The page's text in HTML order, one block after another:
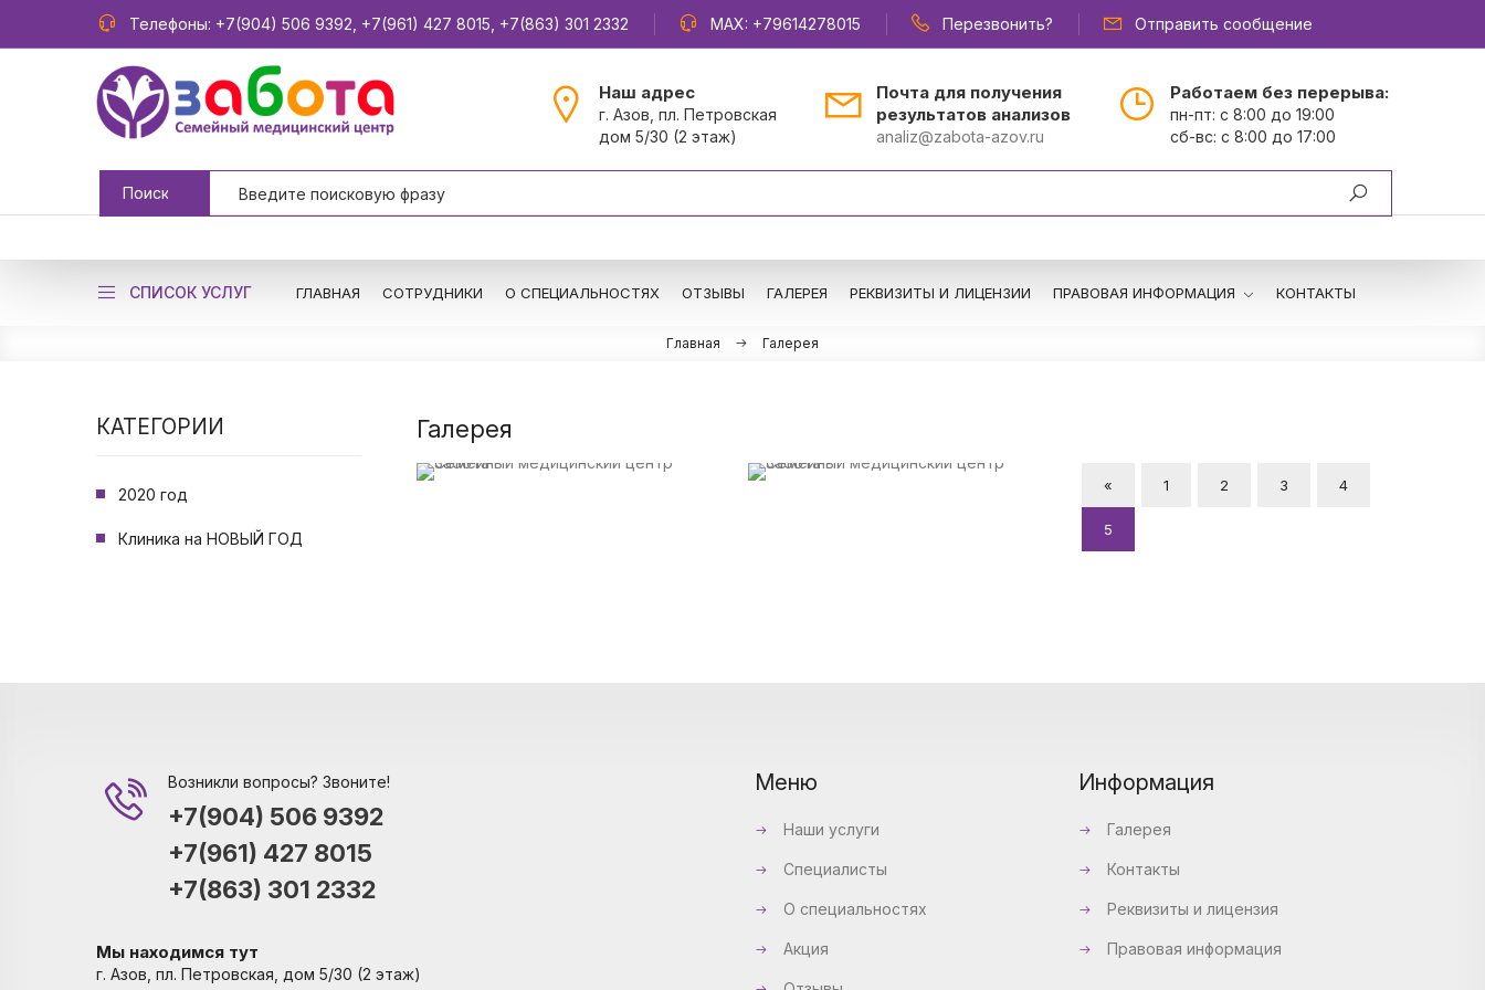
Телефоны: +7(904) 506 9392 +7(961) 427 8015 +7(863) 301 2332 MAX: +79614278015 Перезвонить? Отправить сообщение
Наш адрес
г. Азов, пл. Петровская
дом 5/30 (2 этаж)
Почта для получения
результатов анализов
analiz@zabota-azov.ru
Работаем без перерыва:
пн-пт: с 8:00 до 19:00
сб-вс: с 8:00 до 17:00
СПИСОК УСЛУГ ГЛАВНАЯ СОТРУДНИКИ О СПЕЦИАЛЬНОСТЯХ ОТЗЫВЫ ГАЛЕРЕЯ РЕКВИЗИТЫ И ЛИЦЕНЗИИ ПРАВОВАЯ ИНФОРМАЦИЯ КОНТАКТЫ
Главная Галерея
Галерея
« 1 2 3 4
5
КАТЕГОРИИ
2020 год
Клиника на НОВЫЙ ГОД
Возникли вопросы? Звоните!
+7(904) 506 9392
+7(961) 427 8015
+7(863) 301 2332
Мы находимся тут
г. Азов, пл. Петровская, дом 5/30 (2 этаж)
Меню
Наши услуги
Специалисты
О специальностях
Акция
Информация
Галерея
Контакты
Реквизиты и лицензия
Правовая информация